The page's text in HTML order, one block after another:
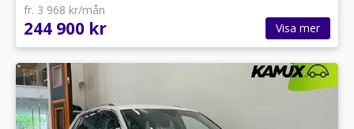
fr. 3 968 kr/mån
244 900 kr Visa mer